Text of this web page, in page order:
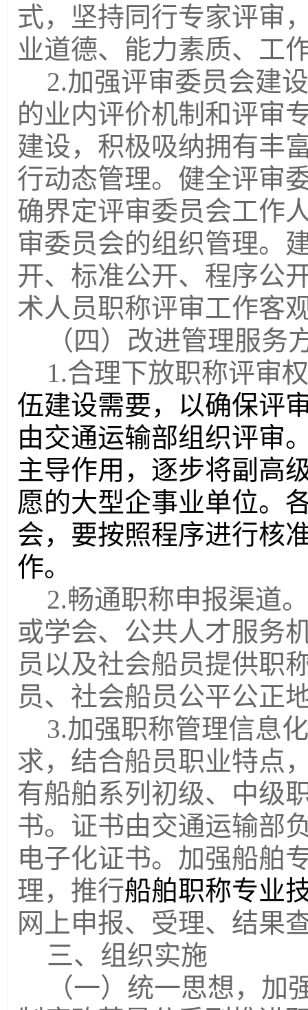
式，坚持同行专家评审
业道德、能力素质、工
2.加强评审委员会建
的业内评价机制和评审
建设，积极吸纳拥有丰
行动态管理。健全评审
确界定评审委员会工作
审委员会的组织管理。
开、标准公开、程序公
术人员职称评审工作客
（四）改进管理服务
1.合理下放职称评审
伍建设需要，以确保评
由交通运输部组织评审
主导作用， 逐步将副高
愿的大型企事业单位。
会，要按照程序进行核
作。
2.畅通职称申报渠道
或学会、公共人才服务
员以及社会船员提供职
员、社会船员公平公正
3.加强职称管理信息
求，结合船员职业特点
有船舶系列初级、中级
书。 证书由交通运输部
电子化证书。 加强船舶
理， 推行船舶职称专业
网上申报、受理、结果
三、组织实施
（一）统一思想，加